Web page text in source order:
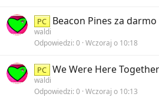
PC Beacon Pines za darmo
waldi
Odpowiedzi 0 Wczoraj o 10:18
PC We Were Here
waldi
Odpowiedzi 0 Wczoraj o 10:13